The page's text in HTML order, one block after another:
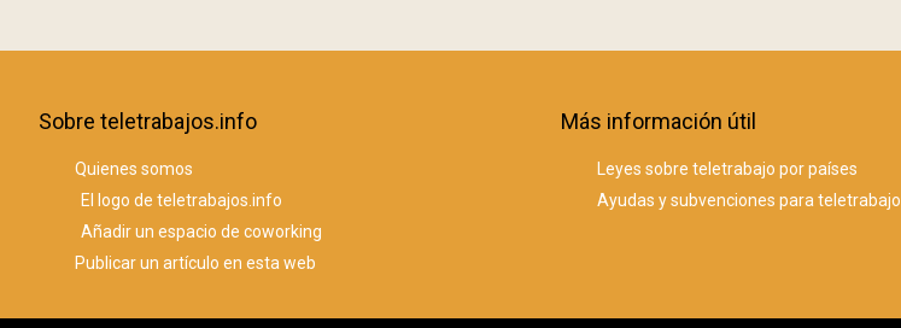
Sobre teletrabajos.info
Quienes somos
El logo de teletrabajos.info
Añadir un espacio de coworking
Publicar un artículo en esta web
Más información útil
Leyes sobre teletrabajo por países
Ayudas y subvenciones para teletrabajo